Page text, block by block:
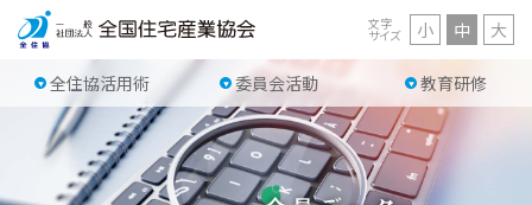
全住協活用術 委員会活動 教育研修
文字
サイズ 小 中 大